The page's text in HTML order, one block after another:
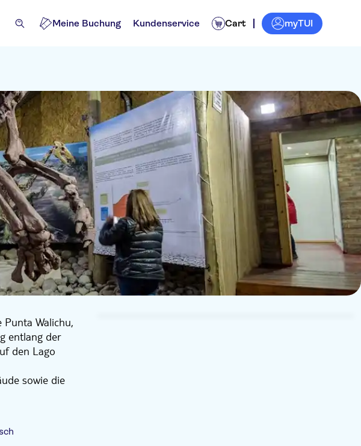
Meine Buchung Kundenservice Cart myTUI
Walichu,
entlang der
den Lago
sowie die
Argentino